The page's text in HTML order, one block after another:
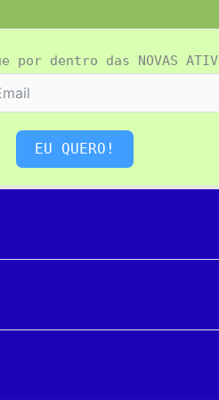
por dentro das NOVAS
EU QUERO!